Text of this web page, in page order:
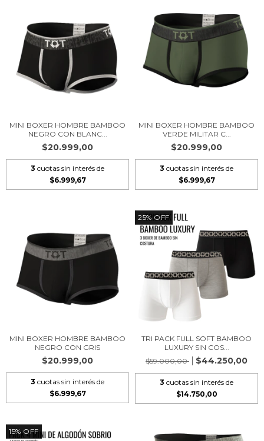
MINI BOXER HOMBRE BAMBOO
NEGRO CON BLANC...
$20.999,00
3 cuotas sin interés de
$6.999,67
MINI BOXER HOMBRE BAMBOO
VERDE MILITAR C...
$20.999,00
3 cuotas sin interés de
$6.999,67
MINI BOXER HOMBRE BAMBOO
NEGRO CON GRIS
$20.999,00
3 cuotas sin interés de
$6.999,67
25% OFF
TRI PACK FULL SOFT BAMBOO
LUXURY SIN COS...
$59.000,00
$44.250,00
3 cuotas sin interés de
$14.750,00
15%OFF